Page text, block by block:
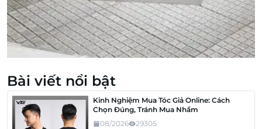
Bài viết nổi bật
Kinh Nghiệm Mua Tóc Giả Online: Cách
Chọn Đúng, Tránh Mua Nhầm
08/2026
29305